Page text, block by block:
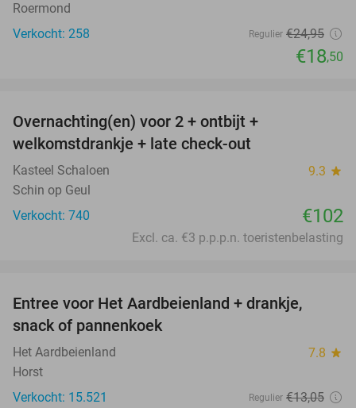
Roermond
Verkocht: 258
Regulier €24,95
€18,50
Overnachting(en) voor 2 + ontbijt +
welkomstdrankje + late check-out
Kasteel Schaloen 9.3 star
Schin op Geul
Verkocht: 740
€102
Excl. ca. €3 p.p.p.n. toeristenbelasting
Entree voor Het Aardbeienland + drankje,
snack of pannenkoek
Het Aardbeienland 7.8 star
Horst
Verkocht: 15.521
Regulier €13,05